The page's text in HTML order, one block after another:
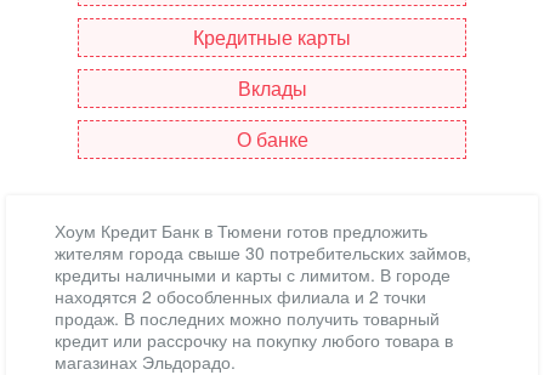
Кредитные карты
Вклады
О банке
Хоум Кредит Банк в Тюмени готов предложить
жителям города свыше 30 потребительских займов,
кредиты наличными и карты с лимитом. В городе
находятся 2 обособленных филиала и 2 точки
продаж. В последних можно получить товарный
кредит или рассрочку на покупку любого товара в
магазинах Эльдорадо.